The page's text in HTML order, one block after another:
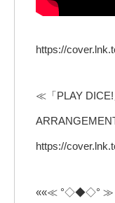
https://
≪「PLAY
https://
««≪ °◇◆◇° ≫